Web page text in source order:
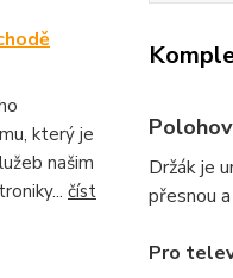
který je
našim
číst
Držák je
přesnou
Pro